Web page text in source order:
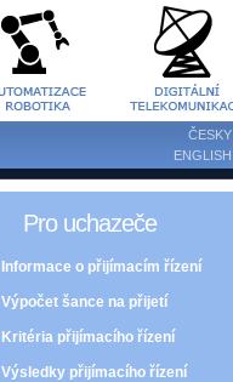
ČESKY
ENGLISH
Pro uchazeče
Informace o přijímacím řízení
Výpočet šance na přijetí
Kritéria přijímacího řízení
Výsledky přijímacího řízení